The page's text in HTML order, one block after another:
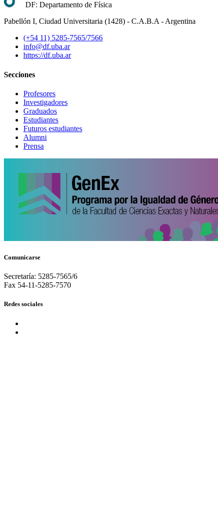
DF: Departamento de Física
Pabellón I, Ciudad Universitaria (1428) - C.A.B.A - Argentina
(+54 11) 5285-7565/7566
info@df.uba.ar
https://df.uba.ar
Secciones
Profesores
Investigadores
Graduados
Estudiantes
Futuros estudiantes
Alumni
Prensa
Comunicarse
Secretaría: 5285-7565/6
Fax 54-11-5285-7570
Redes sociales